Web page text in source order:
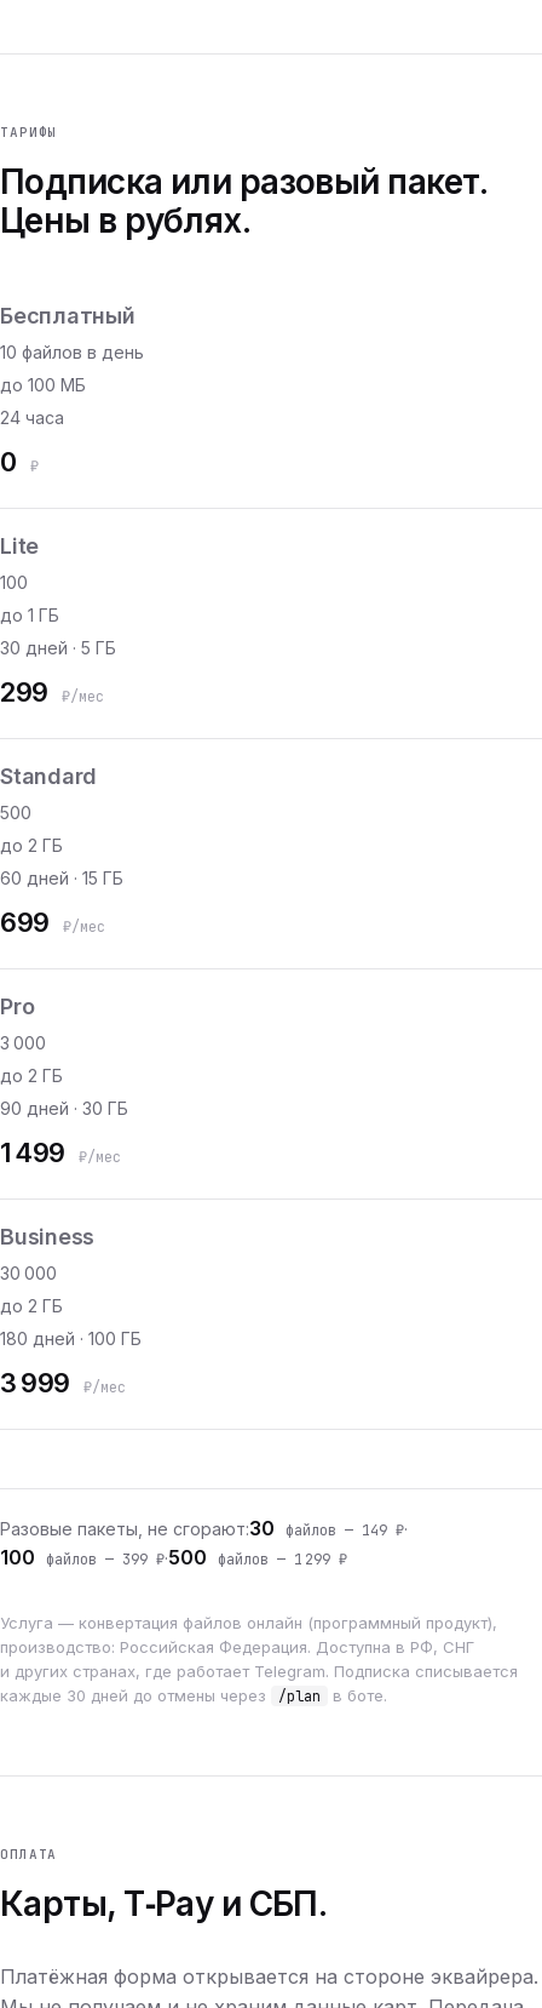
ТАРИФЫ
Подписка или разовый пакет.
Цены в рублях.
Бесплатный
10 файлов в день
до 100 МБ
24 часа
0 ₽
Lite
100
до 1 ГБ
30 дней · 5 ГБ
299 ₽/мес
Standard
500
до 2 ГБ
60 дней · 15 ГБ
699 ₽/мес
Pro
3 000
до 2 ГБ
90 дней · 30 ГБ
1 499 ₽/мес
Business
30 000
до 2 ГБ
180 дней · 100 ГБ
3 999 ₽/мес
Разовые пакеты, не сгорают:30 файлов — 149 ₽·
100 файлов — 399 ₽·500 файлов — 1 299 ₽
Услуга — конвертация файлов онлайн (программный продукт),
производство: Российская Федерация. Доступна в РФ, СНГ
и других странах, где работает Telegram. Подписка списывается
каждые 30 дней до отмены через
/plan в боте.
ОПЛАТА
Карты, T‑Pay и СБП.
Платёжная форма открывается на стороне эквайрера.